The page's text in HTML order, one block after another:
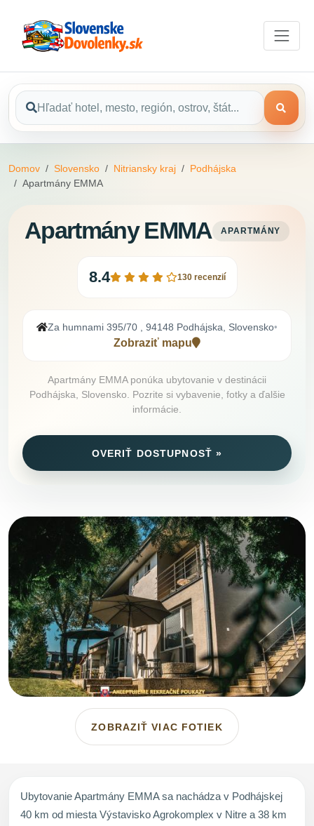
Domov Slovensko Nitriansky kraj
Podhájska
Apartmány EMMA
Apartmány EMMA APARTMÁNY
8.4 130 recenzií
Za humnami 395/70 , 94148 Podhájska, Slovensko•
Zobraziť mapu
Apartmány EMMA ponúka ubytovanie v destinácii
Podhájska, Slovensko. Pozrite si vybavenie, fotky a ďalšie
informácie.
OVERIŤ DOSTUPNOSŤ »
ZOBRAZIŤ VIAC FOTIEK
Ubytovanie Apartmány EMMA sa nachádza v Podhájskej
40 km od miesta Výstavisko Agrokomplex v Nitre a 38 km